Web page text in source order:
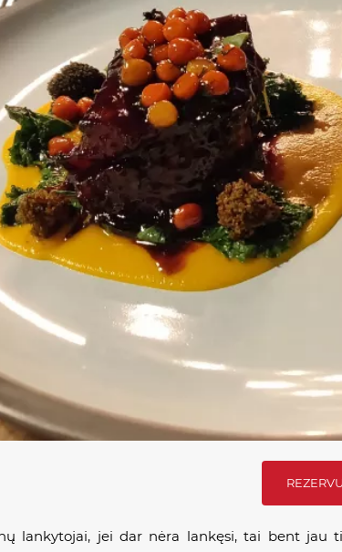
lankytojai, jei dar nėra lankęsi, tai bent jau